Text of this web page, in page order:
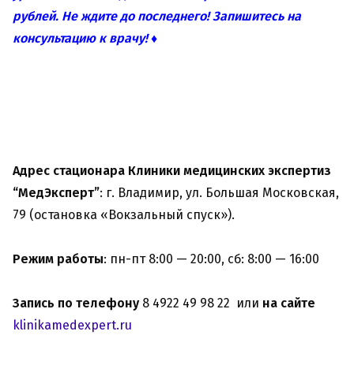
рублей. Не ждите до последнего! Запишитесь на
консультацию к врачу! ♦
Адрес стационара Клиники медицинских экспертиз
“МедЭксперт”: г. Владимир, ул. Большая Московская,
79 (остановка «Вокзальный спуск»).
Режим работы: пн-пт 8:00 — 20:00, сб: 8:00 — 16:00
Запись по телефону 8 4922 49 98 22 или на сайте
klinikamedexpert.ru